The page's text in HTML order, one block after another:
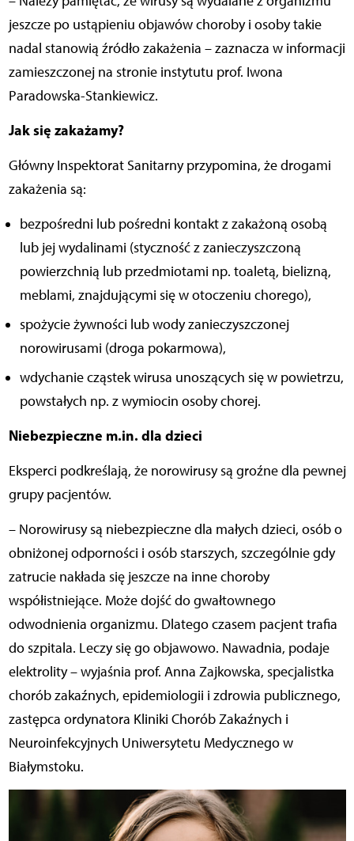
jeszcze po ustąpieniu objawów choroby i osoby takie
nadal stanowią źródło zakażenia – zaznacza w informacji
zamieszczonej na stronie instytutu prof. Iwona
Paradowska-Stankiewicz.
Jak się zakażamy?
Główny Inspektorat Sanitarny przypomina, że drogami
zakażenia są:
bezpośredni lub pośredni kontakt z zakażoną osobą
lub jej wydalinami (styczność z zanieczyszczoną
powierzchnią lub przedmiotami np. toaletą, bielizną,
meblami, znajdującymi się w otoczeniu chorego),
spożycie żywności lub wody zanieczyszczonej
norowirusami (droga pokarmowa),
wdychanie cząstek wirusa unoszących się w powietrzu,
powstałych np. z wymiocin osoby chorej.
Niebezpieczne m.in. dla dzieci
Eksperci podkreślają, że norowirusy są groźne dla pewnej
grupy pacjentów.
– Norowirusy są niebezpieczne dla małych dzieci, osób o
obniżonej odporności i osób starszych, szczególnie gdy
zatrucie nakłada się jeszcze na inne choroby
współistniejące. Może dojść do gwałtownego
odwodnienia organizmu. Dlatego czasem pacjent trafia
do szpitala. Leczy się go objawowo. Nawadnia, podaje
elektrolity – wyjaśnia prof. Anna Zajkowska, specjalistka
chorób zakaźnych, epidemiologii i zdrowia publicznego,
zastępca ordynatora Kliniki Chorób Zakaźnych i
Neuroinfekcyjnych Uniwersytetu Medycznego w
Białymstoku.